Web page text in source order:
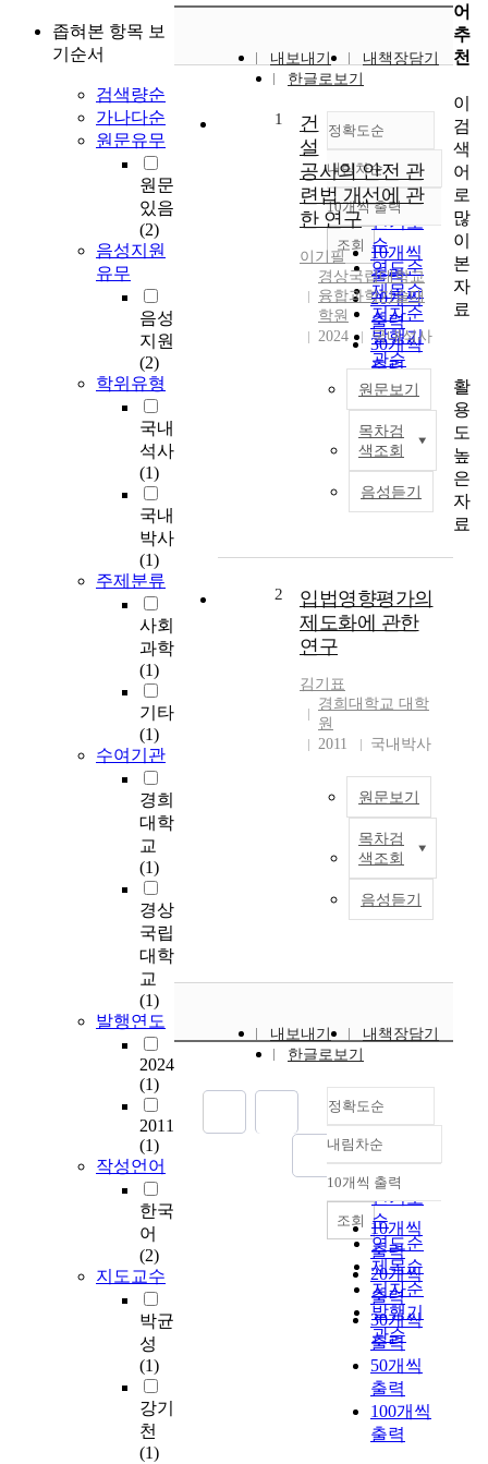
좁혀본 항목 보
기순서
검색량순
가나다순
원문유무
원문
있음
(2)
음성지원
유무
음성
지원
(2)
학위유형
국내
석사
(1)
국내
박사
(1)
주제분류
사회
과학
(1)
기타
(1)
수여기관
경희
대학
교
(1)
경상
국립
대학
교
(1)
발행연도
2024
(1)
2011
(1)
작성언어
한국
어
(2)
지도교수
박균
성
(1)
강기
천
(1)
내보내기
내책장담기
한글로보기
정확도순
정확도
순
인기도
순
연도순
제목순
저자순
발행기
관순
내림차순
내림차순
10개씩 출력
10개씩
출력
20개씩
출력
30개씩
출력
50개씩
출력
100개씩
출력
조회
1
건
설
공사의 안전 관
련법 개선에 관
한 연구
이기필
경상국립대학교
융합과학기술대
학원
2024
국내석사
원문보기
목차검
색조회
음성듣기
f
c
,
2
입법영향평가의
제도화에 관한
연구
김기표
경희대학교 대학
원
2011
국내박사
원문보기
목차검
색조회
음성듣기
계
장
내보내기
내책장담기
한글로보기
정확도순
정확도
순
인기도
순
연도순
제목순
저자순
발행기
관순
내림차순
내림차순
10개씩 출력
10개씩
출력
20개씩
출력
30개씩
출력
50개씩
출력
100개씩
출력
조회
어
추
천
이
검
색
어
로
많
이
본
자
료
활
용
도
높
은
자
료